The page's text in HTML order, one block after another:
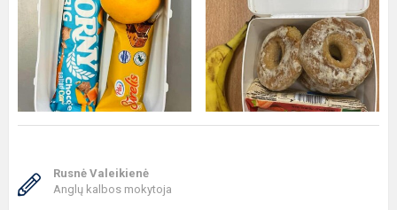
Rusnė Valeikienė
Anglų kalbos mokytoja